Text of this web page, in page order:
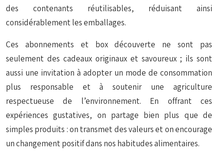
des contenants réutilisables, réduisant ainsi
considérablement les emballages.
Ces abonnements et box découverte ne sont pas
seulement des cadeaux originaux et savoureux ; ils sont
aussi une invitation à adopter un mode de consommation
plus responsable et à soutenir une agriculture
respectueuse de l’environnement. En offrant ces
expériences gustatives, on partage bien plus que de
simples produits : on transmet des valeurs et on encourage
un changement positif dans nos habitudes alimentaires.